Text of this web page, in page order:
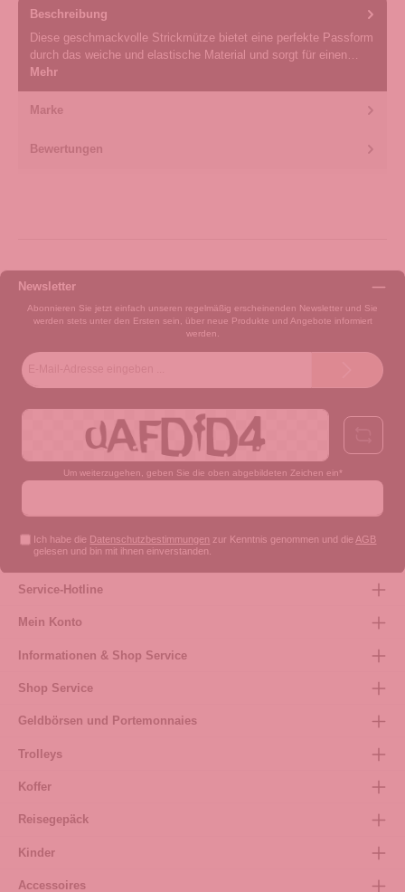
Beschreibung
Diese geschmackvolle Strickmütze bietet eine perfekte Passform
durch das weiche und elastische Material und sorgt für einen…
Mehr
Marke
Bewertungen
Newsletter
Abonnieren Sie jetzt einfach unseren regelmäßig erscheinenden Newsletter und Sie
werden stets unter den Ersten sein, über neue Produkte und Angebote informiert
werden.
Um weiterzugehen, geben Sie die oben abgebildeten Zeichen ein*
Ich habe die Datenschutzbestimmungen zur Kenntnis genommen und die AGB
gelesen und bin mit ihnen einverstanden.
Service-Hotline
Mein Konto
Informationen & Shop Service
Shop Service
Geldbörsen und Portemonnaies
Trolleys
Koffer
Reisegepäck
Kinder
Accessoires